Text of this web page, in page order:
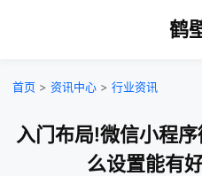
鹤
首页 > 资讯中心 > 行业资讯
入门布局!微信小程
么设置能有